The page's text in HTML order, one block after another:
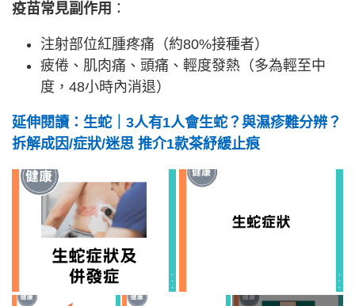
疫苗常見副作用 ：
注射部位紅腫疼痛（約80%接種者）
疲倦、肌肉痛、頭痛、輕度發熱（多為輕至中
度，48小時內消退）
延伸閱讀：生蛇｜3人有1人會生蛇？與濕疹難分辨？
拆解成因/症狀/迷思 推介1款茶紓緩止痕